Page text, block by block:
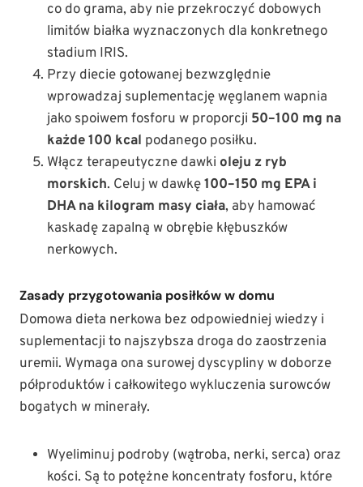
co do grama, aby nie przekroczyć dobowych
limitów białka wyznaczonych dla konkretnego
stadium IRIS.
Przy diecie gotowanej bezwzględnie
wprowadzaj suplementację węglanem wapnia
jako spoiwem fosforu w proporcji 50–100 mg na
każde 100 kcal podanego posiłku.
Włącz terapeutyczne dawki oleju z ryb
morskich. Celuj w dawkę100–150 mg EPA i
DHA na kilogram masy ciała, aby hamować
kaskadę zapalną w obrębie kłębuszków
nerkowych.
Zasady przygotowania posiłków w domu
Domowa dieta nerkowa bez odpowiedniej wiedzy i
suplementacji to najszybsza droga do zaostrzenia
uremii. Wymaga ona surowej dyscypliny w doborze
półproduktów i całkowitego wykluczenia surowców
bogatych w minerały.
Wyeliminuj podroby (wątroba, nerki, serca) oraz
kości. Są to potężne koncentraty fosforu, które